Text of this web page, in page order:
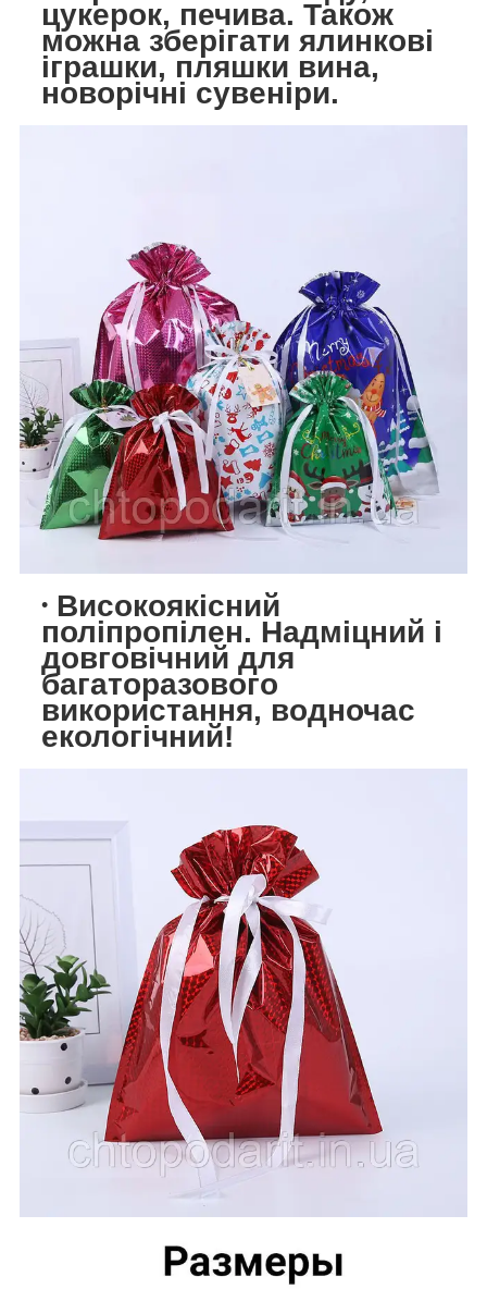
цукерок, печива. Також
можна зберігати ялинкові
іграшки, пляшки вина,
новорічні сувеніри.
Високоякісний
поліпропілен. Надміцний і
довговічний для
багаторазового
використання, водночас
екологічний!